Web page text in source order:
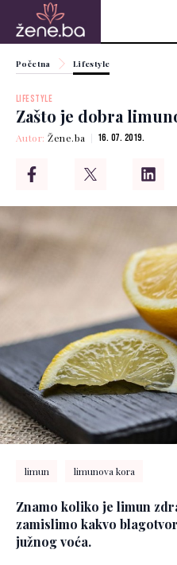
Početna Lifestyle
LIFESTYLE
Zašto je dobra
Autor:Žene.ba 16. 07. 2019.
limun limunova kora
Znamo koliko je limun
zamislimo kakvo
južnog voća.